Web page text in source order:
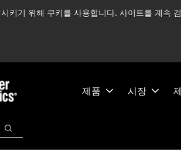
키기 위해 쿠키를 사용합니다. 사이트를 계속
중동 지역 상황을 지속적으로 주시
제품 시장
검색